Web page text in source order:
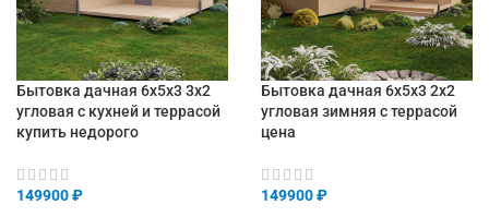
Бытовка дачная 6х5х3 3х2
угловая с кухней и террасой
купить недорого
149900₽
Бытовка дачная 6х5х3 2х2
угловая зимняя с террасой
цена
149900₽